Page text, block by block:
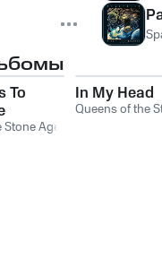
To
Age
In My Head
Queens of the